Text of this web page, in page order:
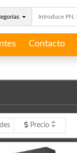
Contacto
Precio